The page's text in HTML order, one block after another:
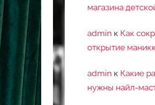
магазина
admin к Как
открытие
admin к Какие
нужны найл-